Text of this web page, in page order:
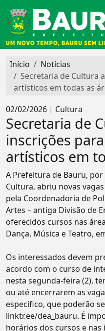
Início
Notícias
Secretaria de Cultura
artísticos em todas as
02/02/2026 | Cultura
Secretaria de
inscrições
artísticos em
A Prefeitura de Bauru,
Cultura, abriu novas
pela Coordenadoria de
Artes – antiga Divisão de
oferecidos cursos nas
Dança, Música e Teatro,
Os interessados devem
acordo com o curso de
nesta segunda-feira (2),
ou até encerrarem as
específico, que poderão
linktr.ee/dea_bauru. É
horários dos cursos e